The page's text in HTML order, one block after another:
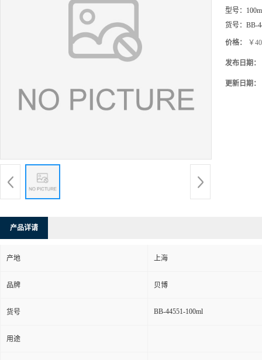
型号：
货号： BB-
价格： ￥
发布日期：
更新日期：
产品详请
产地 上海
品牌 贝博
货号 BB-44551-100ml
用途